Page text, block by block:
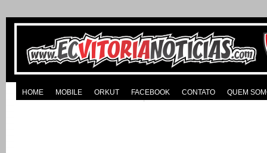
HOME MOBILE ORKUT FACEBOOK CONTATO QUEM